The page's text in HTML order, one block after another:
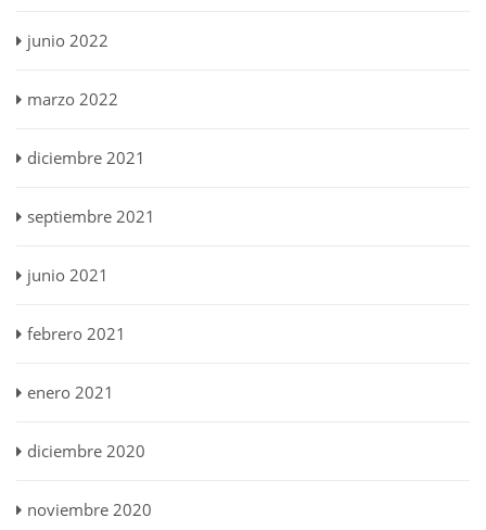
junio 2022
marzo 2022
diciembre 2021
septiembre 2021
junio 2021
febrero 2021
enero 2021
diciembre 2020
noviembre 2020